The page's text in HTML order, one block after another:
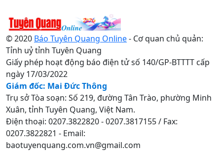
© 2020 Báo Tuyên Quang Online- Cơ quan chủ quản:
Tỉnh uỷ tỉnh Tuyên Quang
Giấy phép hoạt động báo điện tử số 140/GP-BTTTT cấp
ngày 17/03/2022
Giám đốc: Mai Đức Thông
Trụ sở Tòa soạn: Số 219, đường Tân Trào, phường Minh
Xuân, tỉnh Tuyên Quang, Việt Nam.
Điện thoại: 0207.3822820 - 0207.3817155 / Fax:
0207.3822821 - Email:
baotuyenquang.com.vn@gmail.com